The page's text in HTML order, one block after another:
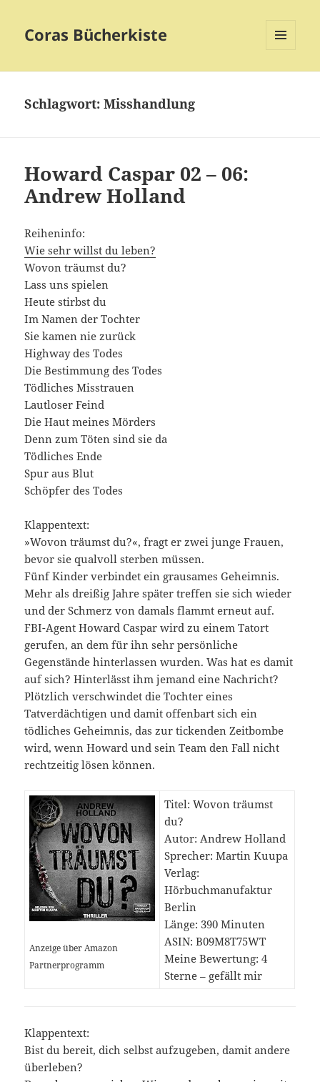
Coras Bücherkiste
Schlagwort:Misshandlung
Howard Caspar 02 – 06:
Andrew Holland
Reiheninfo:
Wie sehr willst du leben?
Wovon träumst du?
Lass uns spielen
Heute stirbst du
Im Namen der Tochter
Sie kamen nie zurück
Highway des Todes
Die Bestimmung des Todes
Tödliches Misstrauen
Lautloser Feind
Die Haut meines Mörders
Denn zum Töten sind sie da
Tödliches Ende
Spur aus Blut
Schöpfer des Todes
Klappentext:
»Wovon träumst du?«, fragt er zwei junge Frauen,
bevor sie qualvoll sterben müssen.
Fünf Kinder verbindet ein grausames Geheimnis.
Mehr als dreißig Jahre später treffen sie sich wieder
und der Schmerz von damals flammt erneut auf.
FBI-Agent Howard Caspar wird zu einem Tatort
gerufen, an dem für ihn sehr persönliche
Gegenstände hinterlassen wurden. Was hat es damit
auf sich? Hinterlässt ihm jemand eine Nachricht?
Plötzlich verschwindet die Tochter eines
Tatverdächtigen und damit offenbart sich ein
tödliches Geheimnis, das zur tickenden Zeitbombe
wird, wenn Howard und sein Team den Fall nicht
rechtzeitig lösen können.
Anzeige über Amazon
Partnerprogramm
Titel: Wovon träumst
du?
Autor: Andrew Holland
Sprecher: Martin Kuupa
Verlag:
Hörbuchmanufaktur
Berlin
Länge: 390 Minuten
ASIN: B09M8T75WT
Meine Bewertung: 4
Sterne – gefällt mir
Klappentext:
Bist du bereit, dich selbst aufzugeben, damit andere
überleben?